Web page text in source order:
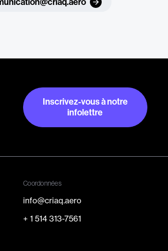
Inscrivez-vous à notre
infolettre
Coordonnées
info@criaq.aero
+ 1 514 313-7561